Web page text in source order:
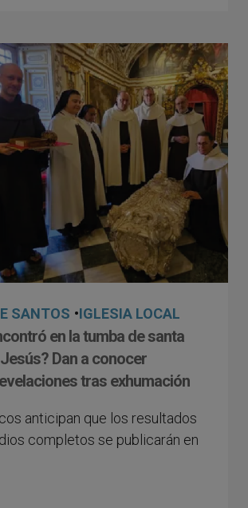
SANTOS •IGLESIA LOCAL
en la tumba de santa
Dan a conocer
tras exhumación
anticipan que los resultados
completos se publicarán en